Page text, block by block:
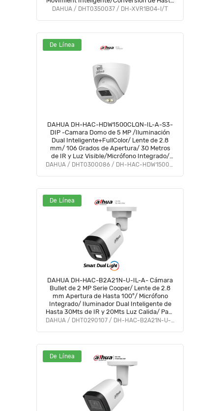
5 Canals IP/Decodificación de Video Hasta
DAHUA / DHT0350037 / DH-XVR1B04-I/T
De Línea
DAHUA DH-HAC-HDW1500CLQN-IL-A-S3-
DIP -Camara Domo de 5 MP /Iluminación
Dual Inteligente+FullColor/ Lente de 2.8
mm/ 106 Grados de Apertura/ 30 Metros
de IR y Luz Visible/Micrófono Integrado/
IP67/ Soporta:
DAHUA / DHT0300086 / DH-HAC-HDW1500CLQN-IL-A-S3-DIP
De Línea
DAHUA DH-HAC-B2A21N-U-IL-A- Cámara
Bullet de 2 MP Serie Cooper/ Lente de 2.8
mm Apertura de Hasta 100°/ Micrófono
Integrado/ Iluminador Dual Inteligente de
Hasta 30Mts de IR y 20Mts Luz Calida/ Para
Exterior IP67/ Metálica/ #LoNuevo #OD DAHUA / DHT0290107 / DH-HAC-B2A21N-U-IL-A
De Línea